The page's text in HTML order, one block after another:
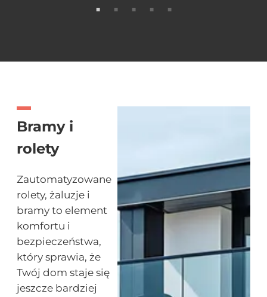
Bramy i
rolety
Zautomatyzowane
rolety, żaluzje i
bramy to element
komfortu i
bezpieczeństwa,
który sprawia, że
Twój dom staje się
jeszcze bardziej